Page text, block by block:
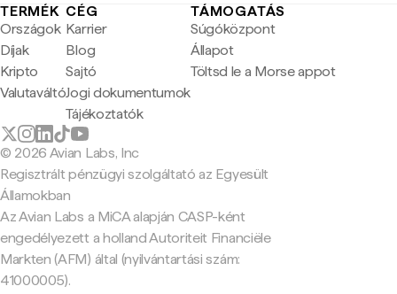
TERMÉK
Országok
Díjak
Kripto
Valutaváltó
CÉG
Karrier
Blog
Sajtó
Jogi dokumentumok
Tájékoztatók
TÁMOGATÁS
Súgóközpont
Állapot
Töltsd le a Morse appot
© 2026 Avian Labs, Inc
Regisztrált pénzügyi szolgáltató az Egyesült
Államokban
Az Avian Labs a MiCA alapján CASP-ként
engedélyezett a holland Autoriteit Financiële
Markten (AFM) által (nyilvántartási szám:
41000005).